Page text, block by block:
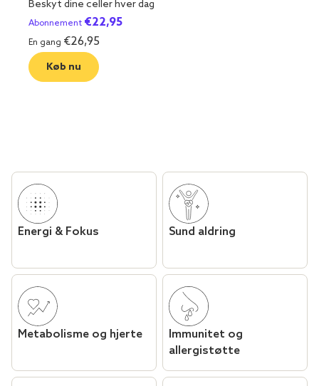
Beskyt dine celler hver dag
Abonnement €22,95
En gang €26,95
Køb nu
Energi & Fokus Sund aldring
Metabolisme og hjerte
Immunitet og
allergistøtte